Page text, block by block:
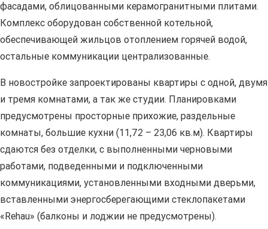
фасадами, облицованными керамогранитными плитами.
Комплекс оборудован собственной котельной,
обеспечивающей жильцов отоплением горячей водой,
остальные коммуникации централизованные.
В новостройке запроектированы квартиры с одной, двумя
и тремя комнатами, а так же студии. Планировками
предусмотрены просторные прихожие, раздельные
комнаты, большие кухни (11,72 – 23,06 кв.м). Квартиры
сдаются без отделки, с выполненными черновыми
работами, подведенными и подключенными
коммуникациями, установленными входными дверьми,
вставленными энергосберегающими стеклопакетами
«Rehau» (балконы и лоджии не предусмотрены).